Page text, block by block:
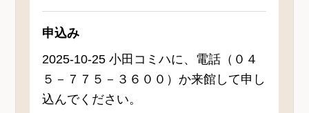
申込み
2025-10-25 小田コミハに、電話（０４
５－７７５－３６００）か来館して申し
込んでください。